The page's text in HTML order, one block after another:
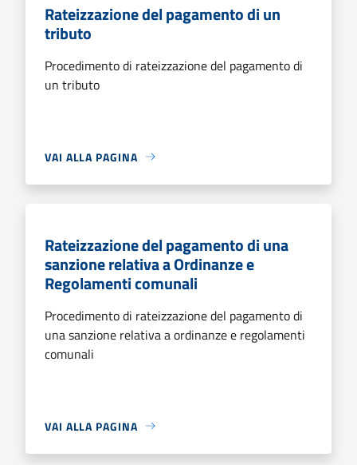
Rateizzazione del pagamento di un
tributo
Procedimento di rateizzazione del pagamento di
un tributo
VAI ALLA PAGINA
Rateizzazione del pagamento di una
sanzione relativa a Ordinanze e
Regolamenti comunali
Procedimento di rateizzazione del pagamento di
una sanzione relativa a ordinanze e regolamenti
comunali
VAI ALLA PAGINA